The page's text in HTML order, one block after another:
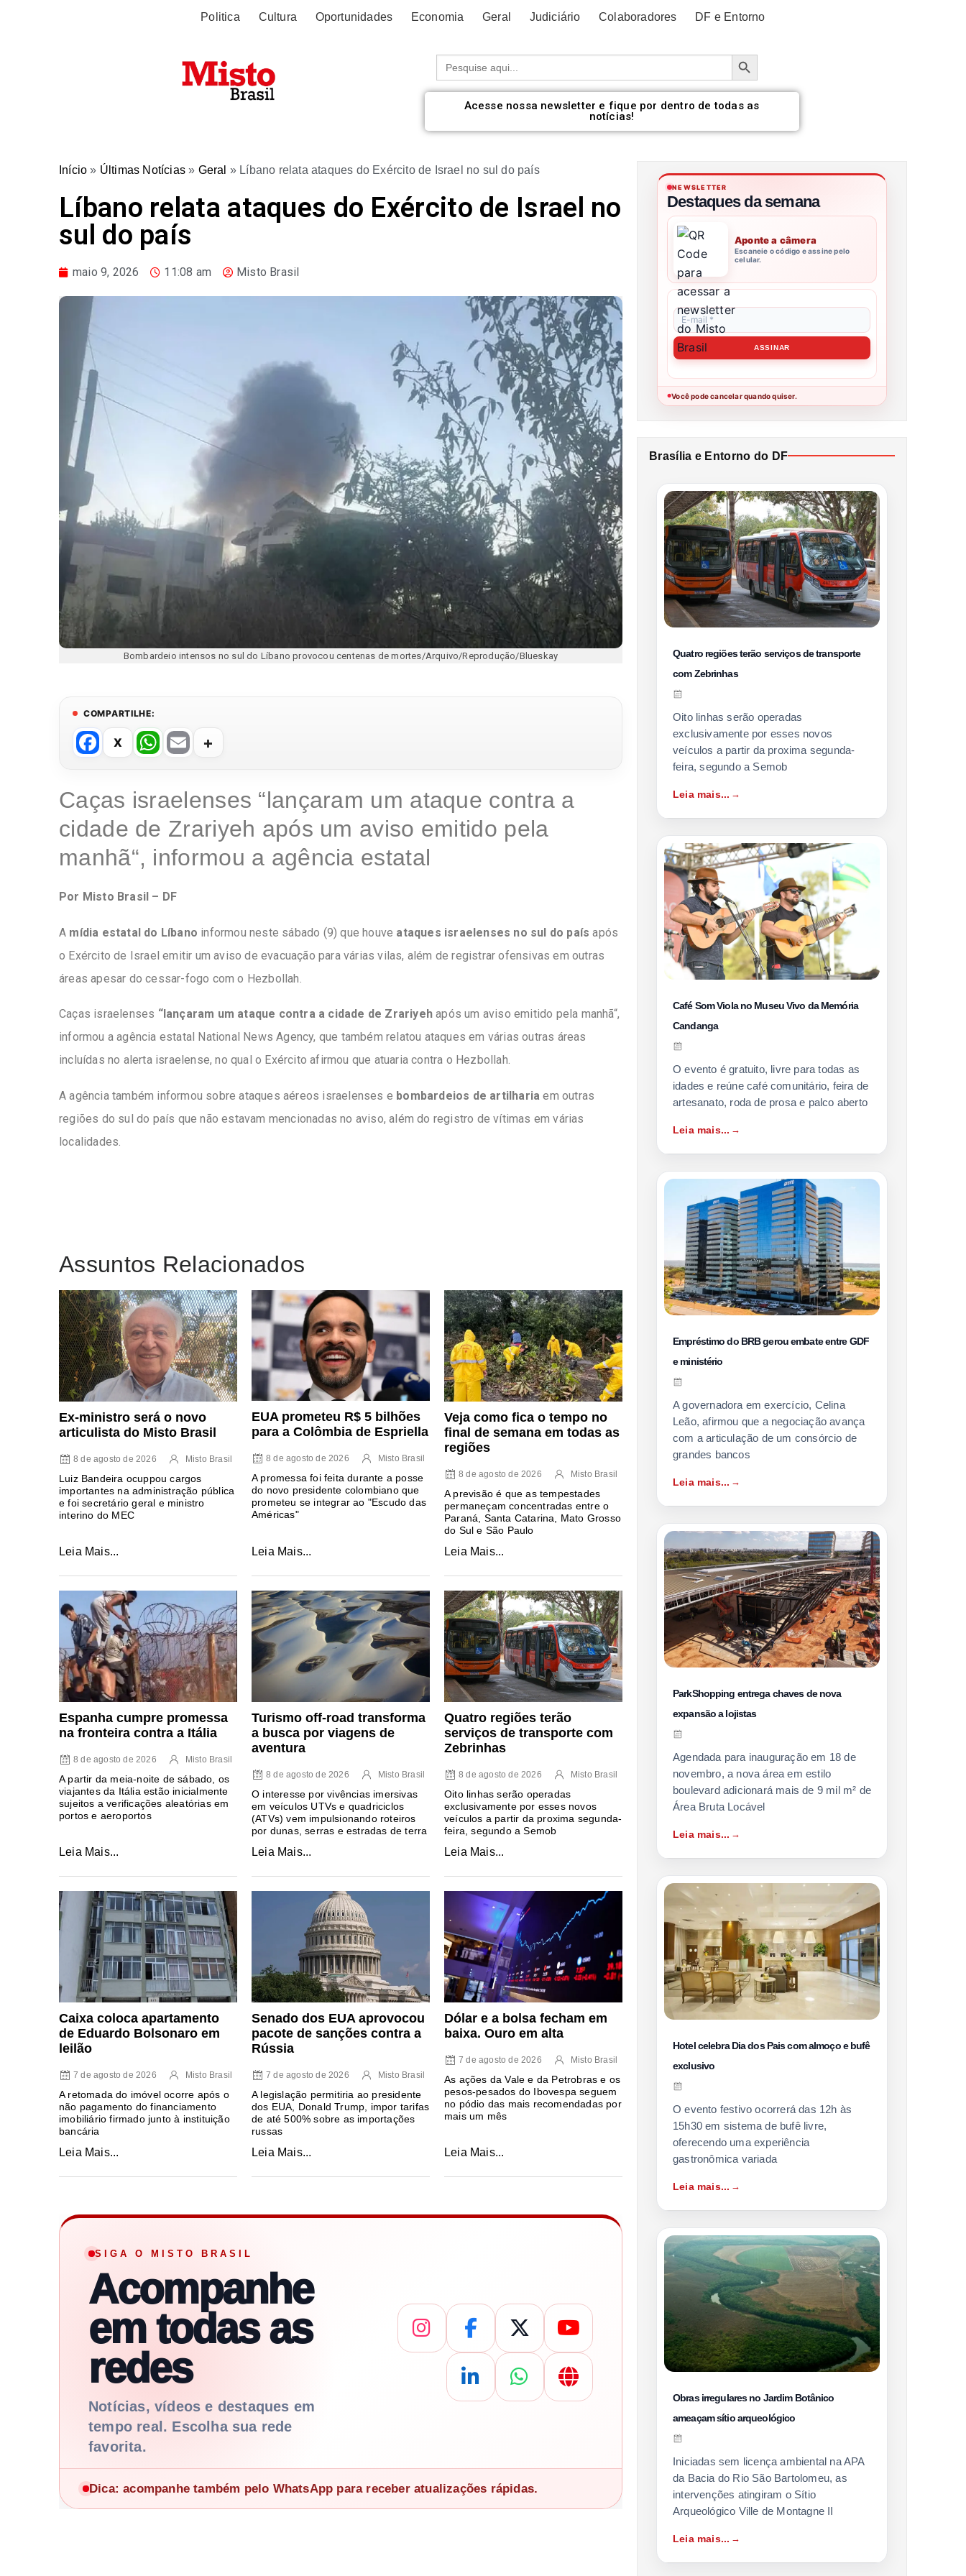
Politica Cultura Oportunidades Economia Geral Judiciário Colaboradores DF e Entorno
Procurar: Botão de pesquisa
Acesse nossa newsletter e fique por dentro de todas as
notícias!
Início » Últimas Notícias » Geral » Líbano relata ataques do Exército de Israel no sul do país
Líbano relata ataques do Exército de Israel no
sul do país
maio 9, 2026 11:08 am Misto Brasil
Bombardeio intensos no sul do Líbano provocou centenas de mortes/Arquivo/Reprodução/Blueskay
COMPARTILHE:
F
a
c
e
b
o
k
W
h
at
s
A
p
E
ail
Caças israelenses “lançaram um ataque contra a
cidade de Zrariyeh após um aviso emitido pela
manhã“, informou a agência estatal
Por Misto Brasil – DF
A mídia estatal do Líbano informou neste sábado (9) que houve ataques israelenses no sul do país após
o Exército de Israel emitir um aviso de evacuação para várias vilas, além de registrar ofensivas em outras
áreas apesar do cessar-fogo com o Hezbollah.
Caças israelenses “lançaram um ataque contra a cidade de Zrariyeh após um aviso emitido pela manhã“,
informou a agência estatal National News Agency, que também relatou ataques em várias outras áreas
incluídas no alerta israelense, no qual o Exército afirmou que atuaria contra o Hezbollah.
A agência também informou sobre ataques aéreos israelenses e bombardeios de artilharia em outras
regiões do sul do país que não estavam mencionadas no aviso, além do registro de vítimas em várias
localidades.
Assuntos Relacionados
Ex-ministro será o novo
articulista do Misto Brasil
8 de agosto de 2026 Misto Brasil
Luiz Bandeira ocuppou cargos
importantes na administração pública
e foi secretário geral e ministro
interino do MEC
Leia Mais...
EUA prometeu R$ 5 bilhões
para a Colômbia de Espriella
8 de agosto de 2026 Misto Brasil
A promessa foi feita durante a posse
do novo presidente colombiano que
prometeu se integrar ao "Escudo das
Américas"
Leia Mais...
Veja como fica o tempo no
final de semana em todas as
regiões
8 de agosto de 2026 Misto Brasil
A previsão é que as tempestades
permaneçam concentradas entre o
Paraná, Santa Catarina, Mato Grosso
do Sul e São Paulo
Leia Mais...
Espanha cumpre promessa
na fronteira contra a Itália
8 de agosto de 2026 Misto Brasil
A partir da meia-noite de sábado, os
viajantes da Itália estão inicialmente
sujeitos a verificações aleatórias em
portos e aeroportos
Leia Mais...
Turismo off-road transforma
a busca por viagens de
aventura
8 de agosto de 2026 Misto Brasil
O interesse por vivências imersivas
em veículos UTVs e quadriciclos
(ATVs) vem impulsionando roteiros
por dunas, serras e estradas de terra
Leia Mais...
Quatro regiões terão
serviços de transporte com
Zebrinhas
8 de agosto de 2026 Misto Brasil
Oito linhas serão operadas
exclusivamente por esses novos
veículos a partir da proxima segunda-
feira, segundo a Semob
Leia Mais...
Caixa coloca apartamento
de Eduardo Bolsonaro em
leilão
7 de agosto de 2026 Misto Brasil
A retomada do imóvel ocorre após o
não pagamento do financiamento
imobiliário firmado junto à instituição
bancária
Leia Mais...
Senado dos EUA aprovocou
pacote de sanções contra a
Rússia
7 de agosto de 2026 Misto Brasil
A legislação permitiria ao presidente
dos EUA, Donald Trump, impor tarifas
de até 500% sobre as importações
russas
Leia Mais...
Dólar e a bolsa fecham em
baixa. Ouro em alta
7 de agosto de 2026 Misto Brasil
As ações da Vale e da Petrobras e os
pesos-pesados do Ibovespa seguem
no pódio das mais recomendadas por
mais um mês
Leia Mais...
SIGA O MISTO BRASIL
Acompanhe
em todas as
redes
Notícias, vídeos e destaques em
tempo real. Escolha sua rede
favorita.
Dica: acompanhe também pelo WhatsApp para receber atualizações rápidas.
NEWSLETTER
Destaques da semana
Aponte a câmera
Escaneie o código e assine pelo
celular.
●Você pode cancelar quando quiser.
Brasília e Entorno do DF
Quatro regiões terão serviços de transporte
com Zebrinhas
Oito linhas serão operadas
exclusivamente por esses novos
veículos a partir da proxima segunda-
feira, segundo a Semob
Leia mais...
Café Som Viola no Museu Vivo da Memória
Candanga
O evento é gratuito, livre para todas as
idades e reúne café comunitário, feira de
artesanato, roda de prosa e palco aberto
Leia mais...
Empréstimo do BRB gerou embate entre GDF
e ministério
A governadora em exercício, Celina
Leão, afirmou que a negociação avança
com a articulação de um consórcio de
grandes bancos
Leia mais...
ParkShopping entrega chaves de nova
expansão a lojistas
Agendada para inauguração em 18 de
novembro, a nova área em estilo
boulevard adicionará mais de 9 mil m² de
Área Bruta Locável
Leia mais...
Hotel celebra Dia dos Pais com almoço e bufê
exclusivo
O evento festivo ocorrerá das 12h às
15h30 em sistema de bufê livre,
oferecendo uma experiência
gastronômica variada
Leia mais...
Obras irregulares no Jardim Botânico
ameaçam sítio arqueológico
Iniciadas sem licença ambiental na APA
da Bacia do Rio São Bartolomeu, as
intervenções atingiram o Sítio
Arqueológico Ville de Montagne II
Leia mais...